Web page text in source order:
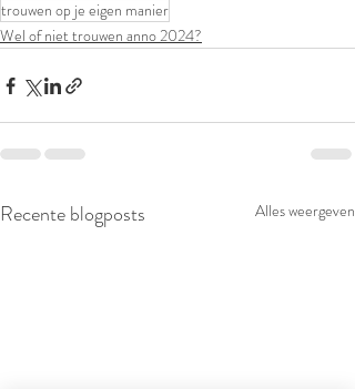
trouwen op je eigen manier
Wel of niet trouwen anno 2024?
Recente blogposts Alles weergeven